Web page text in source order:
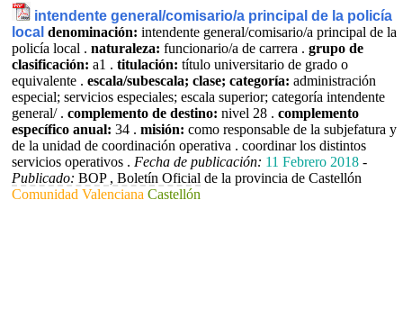
intendente general/comisario/a principal de la policía
local denominación: intendente general/comisario/a principal de la
policía local . naturaleza: funcionario/a de carrera . grupo de
clasificación: a1 . titulación: título universitario de grado o
equivalente . escala/subescala; clase; categoría: administración
especial; servicios especiales; escala superior; categoría intendente
general/ . complemento de destino: nivel 28 . complemento
específico anual: 34 . misión: como responsable de la subjefatura y
de la unidad de coordinación operativa . coordinar los distintos
servicios operativos . Fecha de publicación: 11 Febrero 2018 -
Publicado: BOP , Boletín Oficial de la provincia de Castellón
Comunidad Valenciana Castellón